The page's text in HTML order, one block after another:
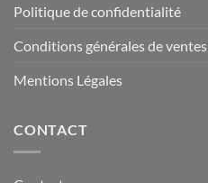
Politique de confidentialité
Conditions générales de ventes
Mentions Légales
CONTACT